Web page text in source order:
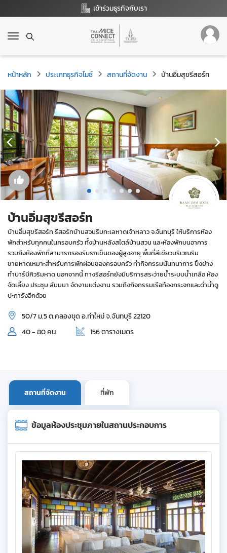
เข้าร่วมธุรกิจกับเรา
T
g
g
l
e
n
a
v
i
g
a
t
i
o
n
หน้าหลัก ประเภทธุรกิจไมซ์ สถานที่จัดงาน บ้านอิ่มสุขรีสอร์ท
บ้านอิ่มสุขรีสอร์ท
บ้านอิ่มสุขรีสอร์ท รีสอร์ทบ้านสวนริมทะเลหาดเจ้าหลาว จ.จันทบุรี ให้บริการห้อง
พักสำหรับทุกคนในครอบครัว ทั้งบ้านหลังสไตล์บ้านสวน และห้องพักบนอาคาร
รวมถึงห้องพักที่สามารถรองรับรถเข็นของผู้สูงอายุ พื้นที่สีเขียวบริเวณริม
ชายหาดเหมาะสำหรับการพักผ่อนของครอบครัว ทำกิจกรรมนันทนาการ ปิ้งย่าง
ทำบาร์บีคิวริมหาด นอกจากนี้ ทางรีสอร์ทยังมีบริการสระว่ายน้ำระบบน้ำเกลือ ห้อง
จัดเลี้ยง ประชุม สัมมนา จัดงานแต่งงาน รวมถึงกิจกรรมเรือท้องกระจกและดำน้ำดู
ปะการังอีกด้วย
50/7 ม.5 ต.คลองขุด อ.ท่าใหม่ จ.จันทบุรี 22120
40 - 80 คน
156 ตารางเมตร
สถานที่จัดงาน ที่พัก
ข้อมูลห้องประชุมภายในสถานประกอบการ